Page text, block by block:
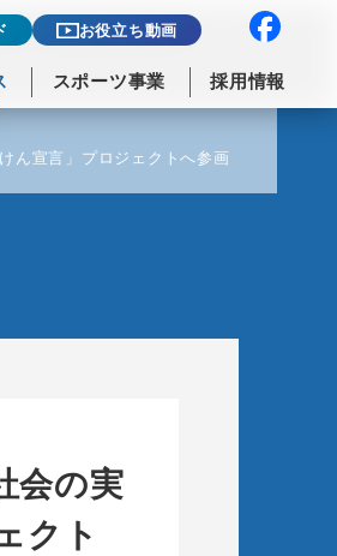
スポーツ事業 採用情報
お役立ち動画
ん宣言」プロジェクトへ参画
会の実
クト